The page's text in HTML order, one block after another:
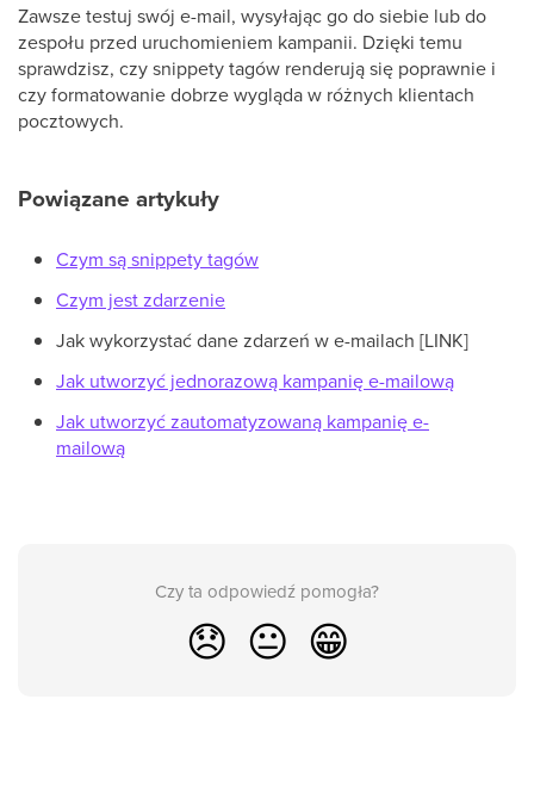
Zawsze testuj swój e-mail, wysyłając go do siebie lub do
zespołu przed uruchomieniem kampanii. Dzięki temu
sprawdzisz, czy snippety tagów renderują się poprawnie i
czy formatowanie dobrze wygląda w różnych klientach
pocztowych.
Powiązane artykuły
Czym są snippety tagów
Czym jest zdarzenie
Jak wykorzystać dane zdarzeń w e-mailach [LINK]
Jak utworzyć jednorazową kampanię e-mailową
Jak utworzyć zautomatyzowaną kampanię e-
mailową
Czy ta odpowiedź pomogła?
😞 😐 😁